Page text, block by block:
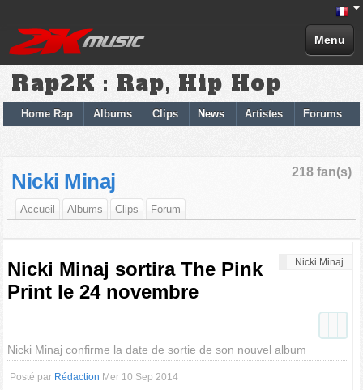
Menu
Rap2K : Rap, Hip Hop
Home Rap Albums Clips News Artistes Forums
218 fan(s)
Nicki Minaj
Accueil Albums Clips Forum
Nicki Minaj
Nicki Minaj sortira The Pink
Print le 24 novembre
Nicki Minaj confirme la date de sortie de son nouvel album
Posté par Rédaction Mer 10 Sep 2014